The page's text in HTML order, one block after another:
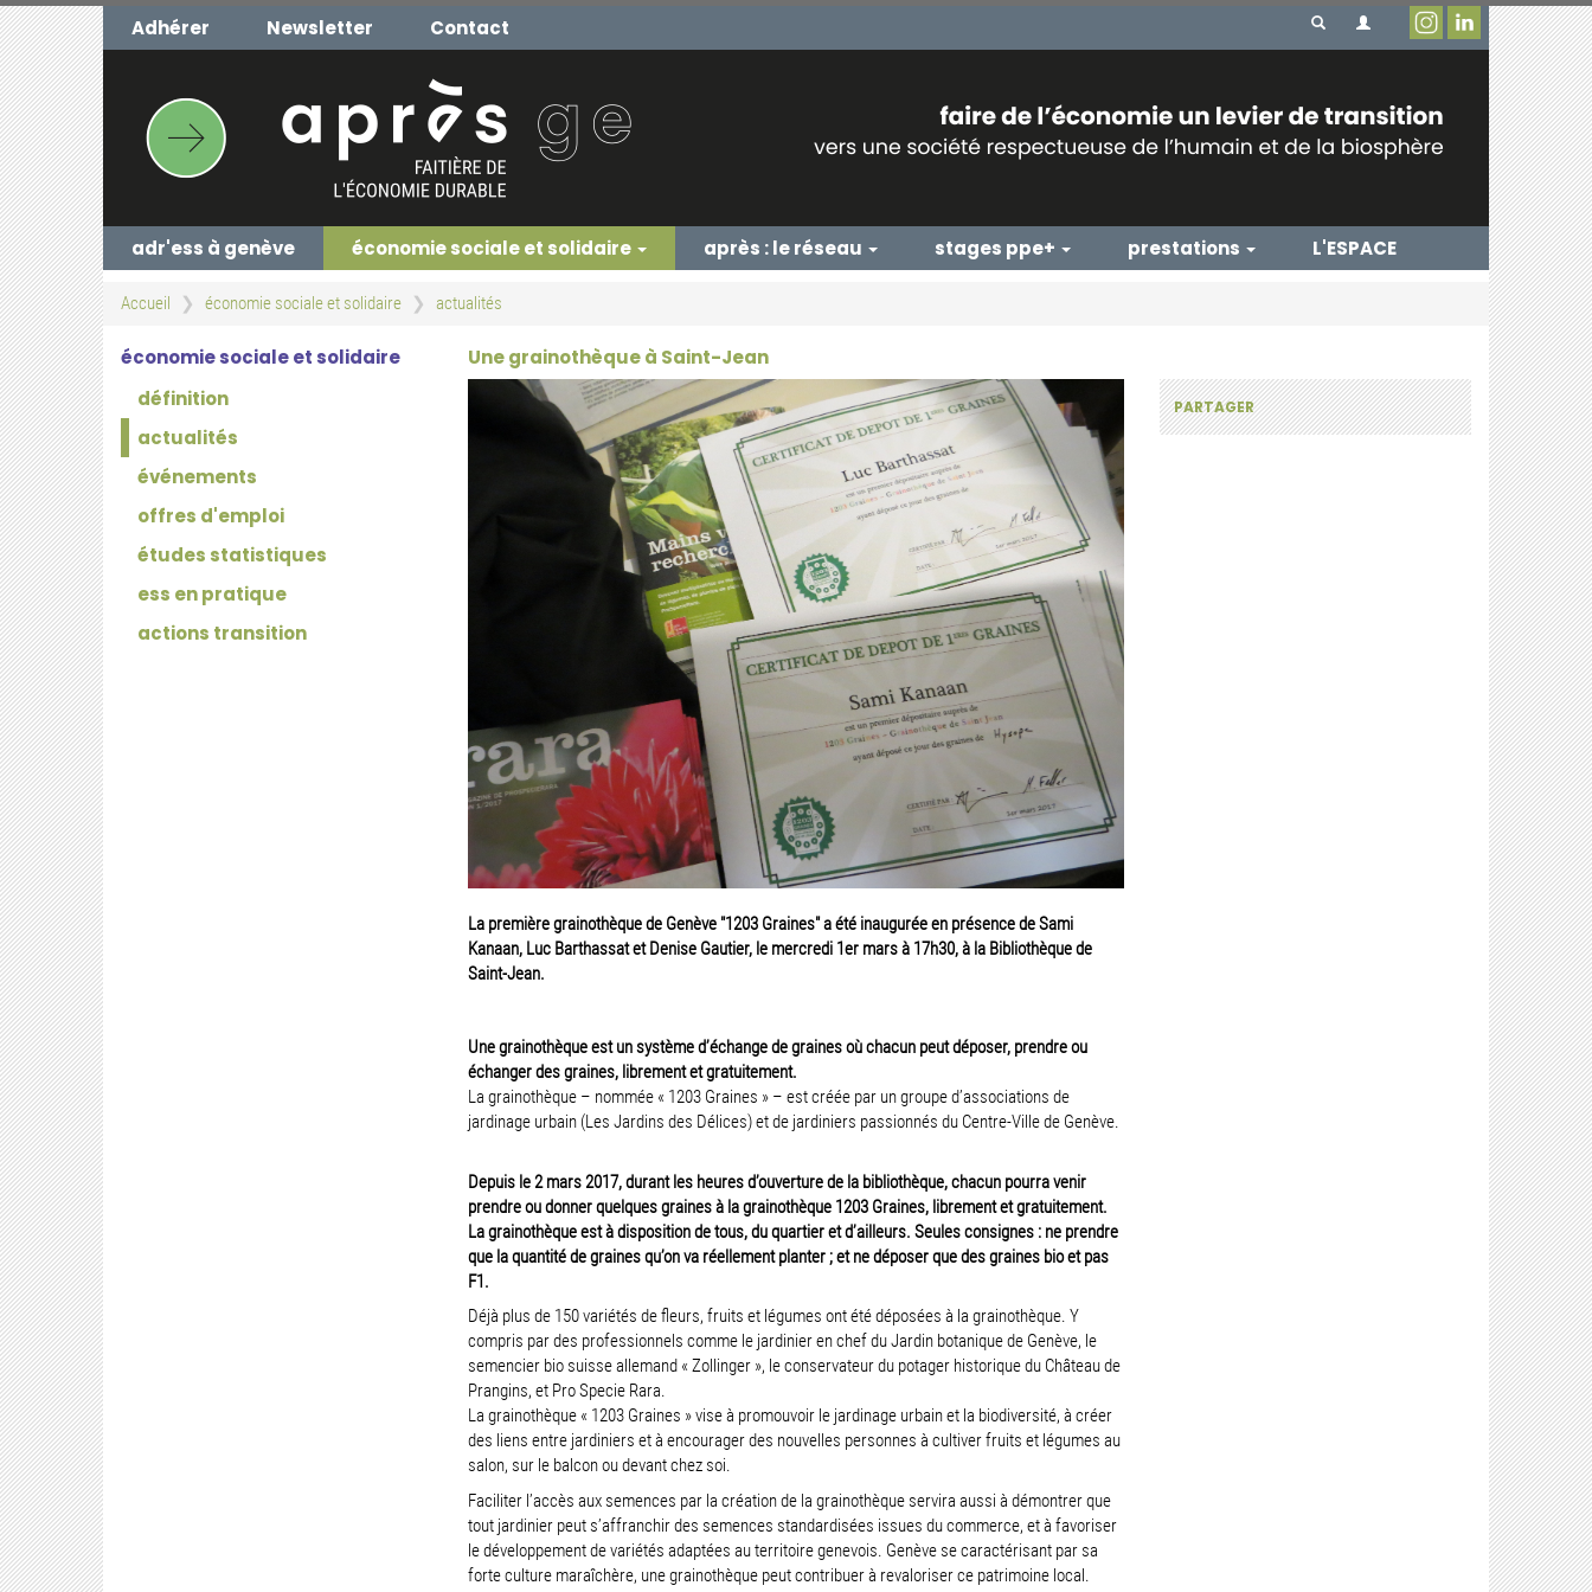
Aller
au
contenu
principal
Adhérer Newsletter Contact
adr'ess à genève économie sociale et solidaire après : le réseau stages ppe+ prestations L'ESPACE
Accueil économie sociale et solidaire actualités
économie sociale et solidaire
définition
actualités
événements
offres d'emploi
études statistiques
ess en pratique
actions transition
Une grainothèque à Saint-Jean
La première grainothèque de Genève "1203 Graines" a été inaugurée en présence de Sami
Kanaan, Luc Barthassat et Denise Gautier, le mercredi 1er mars à 17h30, à la Bibliothèque de
Saint-Jean.
Une grainothèque est un système d’échange de graines où chacun peut déposer, prendre ou
échanger des graines, librement et gratuitement.
La grainothèque – nommée « 1203 Graines » – est créée par un groupe d’associations de
jardinage urbain (Les Jardins des Délices) et de jardiniers passionnés du Centre-Ville de Genève.
Depuis le 2 mars 2017, durant les heures d’ouverture de la bibliothèque, chacun pourra venir
prendre ou donner quelques graines à la grainothèque 1203 Graines, librement et gratuitement.
La grainothèque est à disposition de tous, du quartier et d’ailleurs. Seules consignes : ne prendre
que la quantité de graines qu’on va réellement planter ; et ne déposer que des graines bio et pas
F1.
Déjà plus de 150 variétés de fleurs, fruits et légumes ont été déposées à la grainothèque. Y
compris par des professionnels comme le jardinier en chef du Jardin botanique de Genève, le
semencier bio suisse allemand « Zollinger », le conservateur du potager historique du Château de
Prangins, et Pro Specie Rara.
La grainothèque « 1203 Graines » vise à promouvoir le jardinage urbain et la biodiversité, à créer
des liens entre jardiniers et à encourager des nouvelles personnes à cultiver fruits et légumes au
salon, sur le balcon ou devant chez soi.
Faciliter l’accès aux semences par la création de la grainothèque servira aussi à démontrer que
tout jardinier peut s’affranchir des semences standardisées issues du commerce, et à favoriser
le développement de variétés adaptées au territoire genevois. Genève se caractérisant par sa
forte culture maraîchère, une grainothèque peut contribuer à revaloriser ce patrimoine local.
PARTAGER